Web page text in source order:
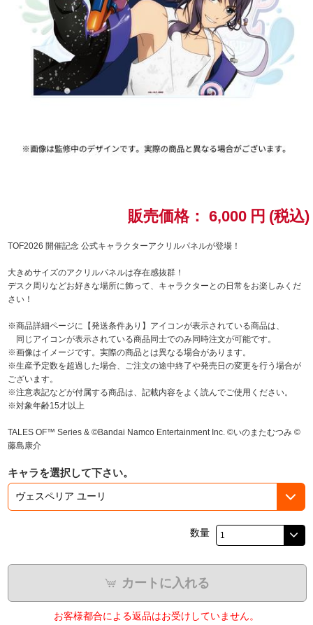
太鼓の達人
ACE COMBAT
パックマン
スサノオマジック
ラブライブ！シリーズ
ラブライブ！
ラブライブ！虹ヶ咲学園スクールアイドル同好会
ラブライブ！スーパースター!!
アイドリッシュセブン
モフモフパレード
販売価格： 6,000 円 (税込)
TOF2026 開催記念 公式キャラクターアクリルパネルが登場！
大きめサイズのアクリルパネルは存在感抜群！
デスク周りなどお好きな場所に飾って、キャラクターとの日常をお楽しみくだ
さい！
※商品詳細ページに【発送条件あり】アイコンが表示されている商品は、
同じアイコンが表示されている商品同士でのみ同時注文が可能です。
※画像はイメージです。実際の商品とは異なる場合があります。
※生産予定数を超過した場合、ご注文の途中終了や発売日の変更を行う場合が
ございます。
※注意表記などが付属する商品は、記載内容をよく読んでご使用ください。
※対象年齢15才以上
TALES OF™ Series & ©Bandai Namco Entertainment Inc. ©いのまたむつみ ©
藤島康介
キャラを選択して下さい。
数量
カートに入れる
お客様都合による返品はお受けしていません。